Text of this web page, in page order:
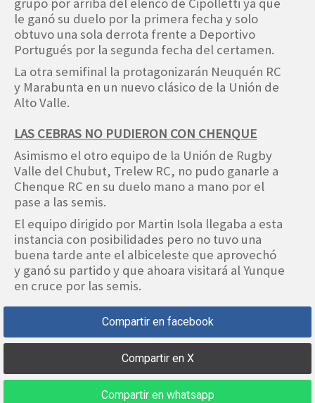
grupo por arriba del elenco de Cipolletti ya que
le ganó su duelo por la primera fecha y solo
obtuvo una sola derrota frente a Deportivo
Portugués por la segunda fecha del certamen.
La otra semifinal la protagonizarán Neuquén RC
y Marabunta en un nuevo clásico de la Unión de
Alto Valle.
LAS CEBRAS NO PUDIERON CON CHENQUE
Asimismo el otro equipo de la Unión de Rugby
Valle del Chubut, Trelew RC, no pudo ganarle a
Chenque RC en su duelo mano a mano por el
pase a las semis.
El equipo dirigido por Martin Isola llegaba a esta
instancia con posibilidades pero no tuvo una
buena tarde ante el albiceleste que aprovechó
y ganó su partido y que ahoara visitará al Yunque
en cruce por las semis.
Compartir en facebook
Compartir en X
Compartir en whatsapp